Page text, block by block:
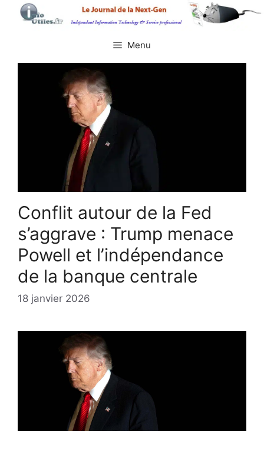
Aller
Menu
Conflit autour de la Fed
s’aggrave : Trump menace
Powell et l’indépendance
de la banque centrale
18 janvier 2026